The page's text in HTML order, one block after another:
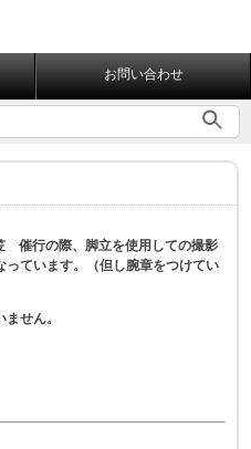
お問い合わせ
催行の際、脚立を使用しての撮影
ています。（但し腕章をつけてい
せん。